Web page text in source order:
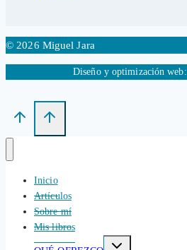
© 2026 Miguel Jara
Diseño y optimización web:
Inicio
Artículos
Sobre mí
Mis libros
Alternar